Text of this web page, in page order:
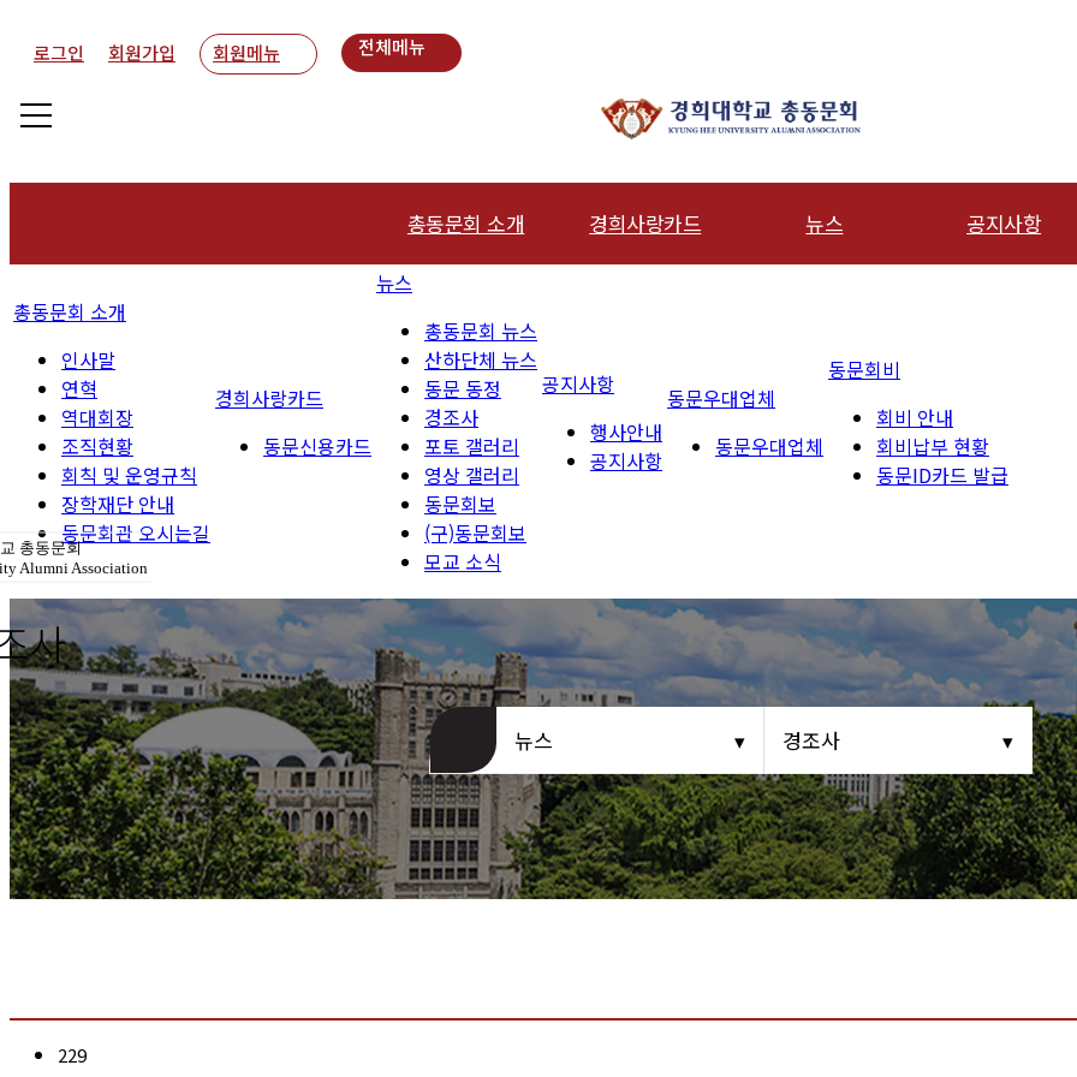
로그인 회원가입 회원메뉴 전체메뉴
총동문회 소개
연혁
역대회장
조직현황
회칙 및 운영규칙
장학재단 안내
동문회관 오시는길
경희사랑카드 뉴스
경조사
동문회보
(구)동문회보
모교 소식
공지사항
총동문회 소개
인사말
연혁
역대회장
조직현황
회칙 및 운영규칙
장학재단 안내
동문회관 오시는길
경희사랑카드
동문신용카드
뉴스
총동문회 뉴스
산하단체 뉴스
동문 동정
경조사
포토 갤러리
영상 갤러리
동문회보
(구)동문회보
모교 소식
공지사항
행사안내
공지사항
동문우대업체
동문우대업체
동문회비
회비 안내
회비납부 현황
동문ID카드 발급
총동문회
Alumni Association
사
뉴스 경조사
229